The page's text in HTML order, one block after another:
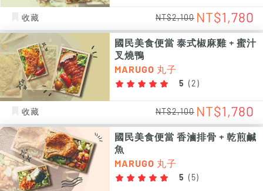
收藏 NT$2,100 NT$1,780
國民美食便當 泰式椒麻雞 + 蜜汁
叉燒鴨
MARUGO 丸子
5 ( 2 )
收藏 NT$2,100 NT$1,780
國民美食便當 香滷排骨 + 乾煎鹹
魚
MARUGO 丸子
5 ( 5 )